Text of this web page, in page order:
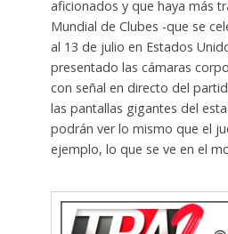
aficionados y que haya más
Mundial de Clubes -que se
al 13 de julio en Estados
presentado las cámaras
con señal en directo del
las pantallas gigantes del
podrán ver lo mismo que el
ejemplo, lo que se ve en el